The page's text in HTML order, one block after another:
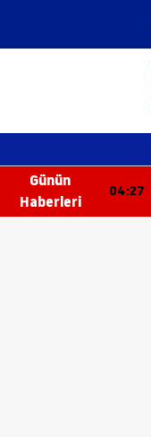
Günün
Haberleri
04:27